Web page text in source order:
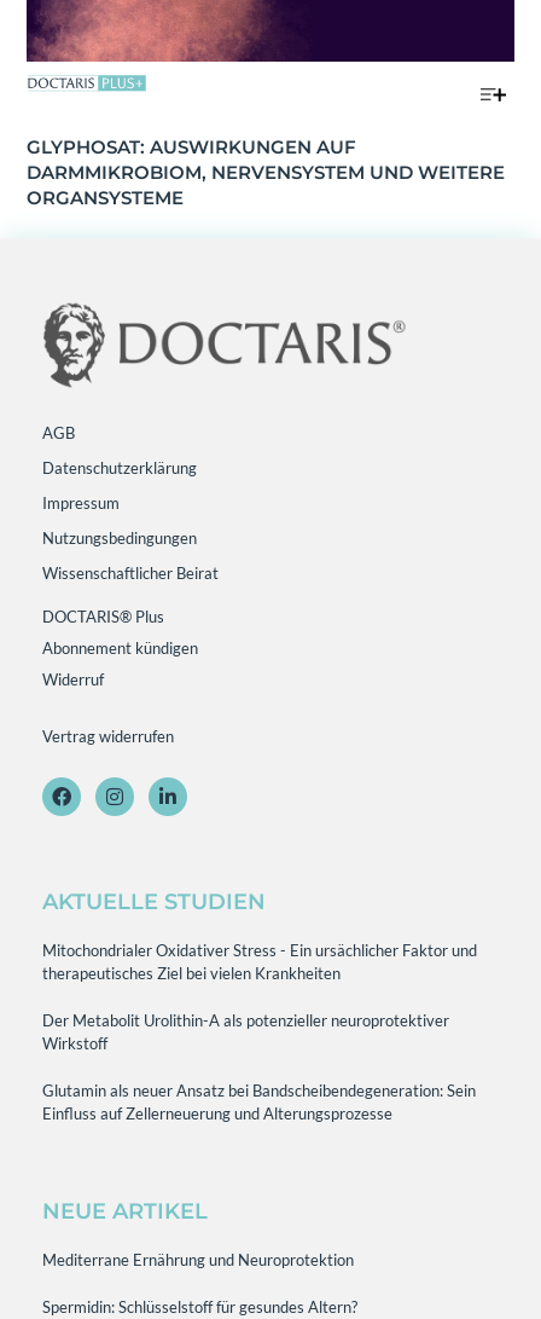
GLYPHOSAT: AUSWIRKUNGEN AUF
DARMMIKROBIOM, NERVENSYSTEM UND WEITERE
ORGANSYSTEME
AGB
Datenschutzerklärung
Impressum
Nutzungsbedingungen
Wissenschaftlicher Beirat
DOCTARIS® Plus
Abonnement kündigen
Widerruf
Vertrag widerrufen
AKTUELLE STUDIEN
Mitochondrialer Oxidativer Stress - Ein ursächlicher Faktor und
therapeutisches Ziel bei vielen Krankheiten
Der Metabolit Urolithin-A als potenzieller neuroprotektiver
Wirkstoff
Glutamin als neuer Ansatz bei Bandscheibendegeneration: Sein
Einfluss auf Zellerneuerung und Alterungsprozesse
NEUE ARTIKEL
Mediterrane Ernährung und Neuroprotektion
Spermidin: Schlüsselstoff für gesundes Altern?